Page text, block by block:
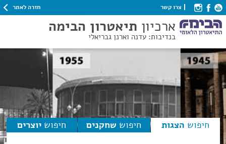
צרו קשר חזרה לאתר
ארכיון תיאטרון הבימה
בנדיבות: עדנה וארנן גבריאלי
חיפוש הצגות חיפוש שחקנים חיפוש יוצרים